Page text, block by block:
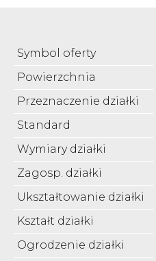
Symbol oferty
Powierzchnia
Przeznaczenie działki
Standard
Wymiary działki
Zagosp. działki
Ukształtowanie działki
Kształt działki
Ogrodzenie działki